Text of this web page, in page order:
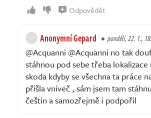
Odpovědět
Anonymní Gepard pondělí, 22. 1.,
@Acquanni @Acquanni no tak
stáhnou pod sebe třeba
skoda kdyby se všechna ta práce
přišla vniveč , sám jsem tam
češtin a samozřejmě i podpořil